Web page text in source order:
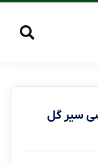
سیر گل